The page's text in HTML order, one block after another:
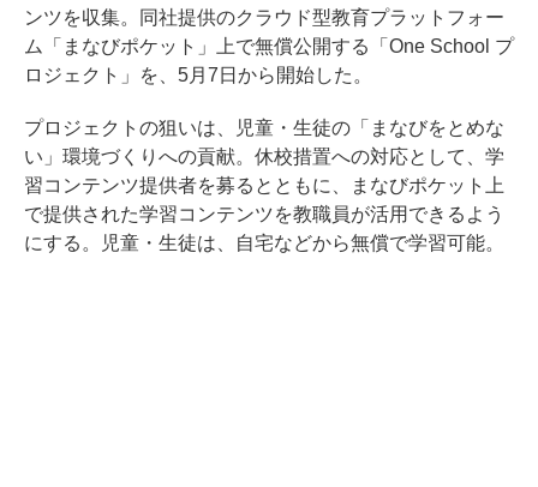
ンツを収集。同社提供のクラウド型教育プラットフォー
ム「まなびポケット」上で無償公開する「One School プ
ロジェクト」を、5月7日から開始した。
プロジェクトの狙いは、児童・生徒の「まなびをとめな
い」環境づくりへの貢献。休校措置への対応として、学
習コンテンツ提供者を募るとともに、まなびポケット上
で提供された学習コンテンツを教職員が活用できるよう
にする。児童・生徒は、自宅などから無償で学習可能。